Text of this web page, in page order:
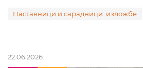
Наставници и сарадници: изложбе
22.06.2026.